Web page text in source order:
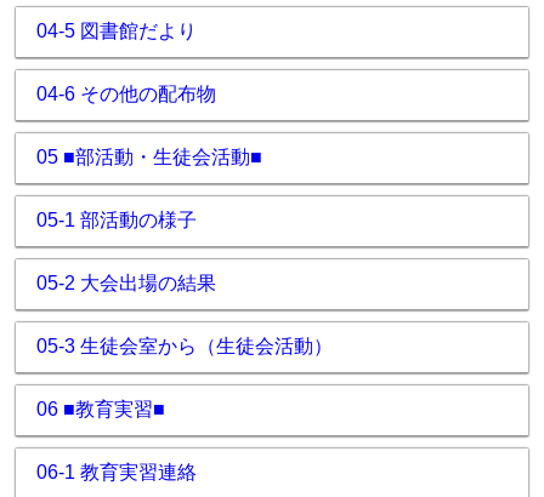
04-5 図書館だより
04-6 その他の配布物
05 ■部活動・生徒会活動■
05-1 部活動の様子
05-2 大会出場の結果
05-3 生徒会室から（生徒会活動）
06 ■教育実習■
06-1 教育実習連絡